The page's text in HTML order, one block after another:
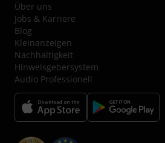
Über uns
Jobs & Karriere
Blog
Kleinanzeigen
Nachhaltigkeit
Hinweisgebersystem
Audio Professionell